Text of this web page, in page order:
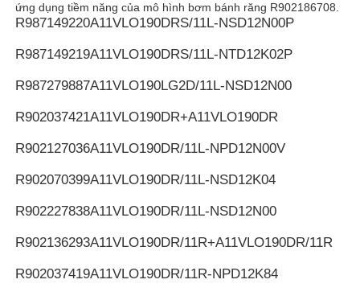
ứng dụng tiềm năng của mô hình bơm bánh răng R902186708.
R987149220A11VLO190DRS/11L-NSD12N00P
R987149219A11VLO190DRS/11L-NTD12K02P
R987279887A11VLO190LG2D/11L-NSD12N00
R902037421A11VLO190DR+A11VLO190DR
R902127036A11VLO190DR/11L-NPD12N00V
R902070399A11VLO190DR/11L-NSD12K04
R902227838A11VLO190DR/11L-NSD12N00
R902136293A11VLO190DR/11R+A11VLO190DR/11R
R902037419A11VLO190DR/11R-NPD12K84